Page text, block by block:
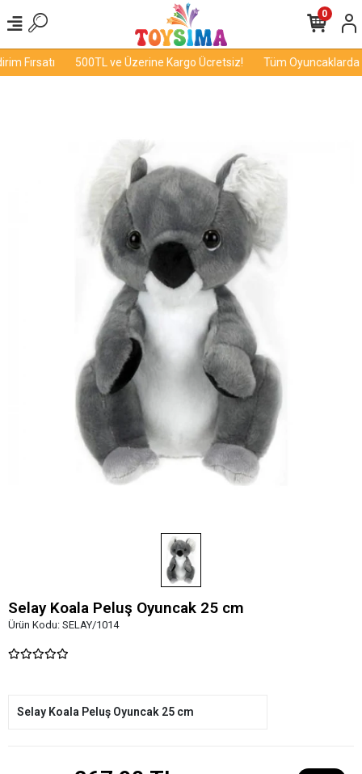
Fırsatı 500TL ve Üzerine Kargo Ücretsiz! Tüm Oyuncaklarda
0
Selay Koala Peluş Oyuncak 25 cm
Ürün Kodu: SELAY/1014
Selay Koala Peluş Oyuncak 25 cm